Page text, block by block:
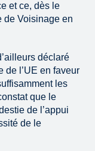
et ce, dès le
de Voisinage en
déclaré
de l’UE en faveur
les
que le
de l’appui
de le